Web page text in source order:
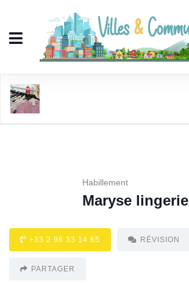
Habillement
Maryse lingerie
+33 2 96 33 14 65 RÉVISION
PARTAGER